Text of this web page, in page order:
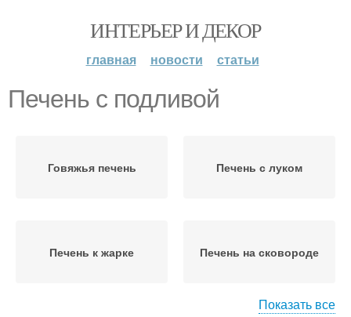
ИНТЕРЬЕР И ДЕКОР
главная новости статьи
Печень с подливой
Говяжья печень Печень с луком
Печень к жарке Печень на сковороде
Показать все